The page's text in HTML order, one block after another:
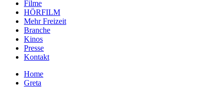
Filme
HÖRFILM
Mehr Freizeit
Branche
Kinos
Presse
Kontakt
Home
Greta